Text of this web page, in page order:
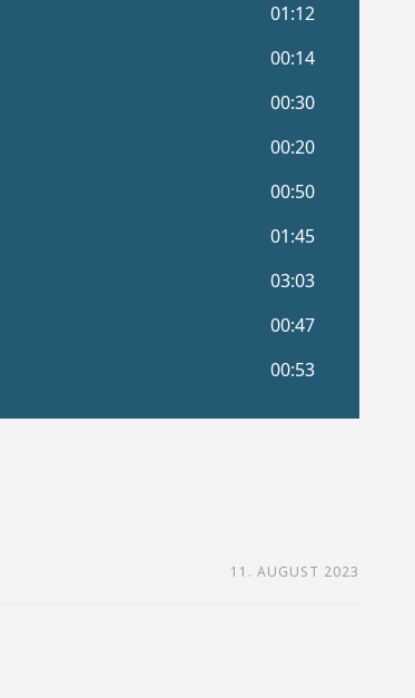
11. AUGUST 2023